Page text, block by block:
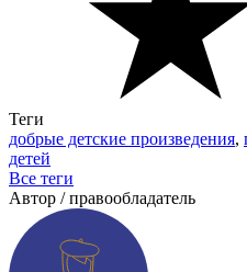
Теги
добрые детские произведения,
детей
Все теги
Автор / правообладатель